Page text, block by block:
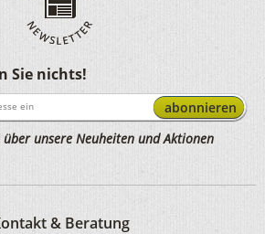
Sie nichts!
abonnieren
unsere Neuheiten und Aktionen
& Beratung